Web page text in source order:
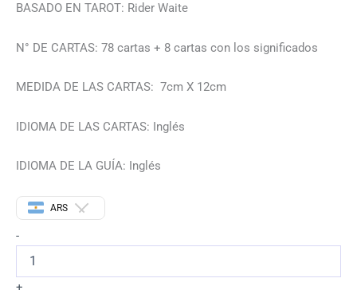
BASADO EN TAROT: Rider Waite
N° DE CARTAS: 78 cartas + 8 cartas con los significados
MEDIDA DE LAS CARTAS: 7cm X 12cm
IDIOMA DE LAS CARTAS: Inglés
IDIOMA DE LA GUÍA: Inglés
ARS
-
+